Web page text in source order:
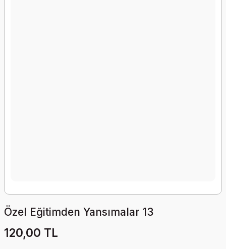
Özel Eğitimden Yansımalar 13
120,00 TL